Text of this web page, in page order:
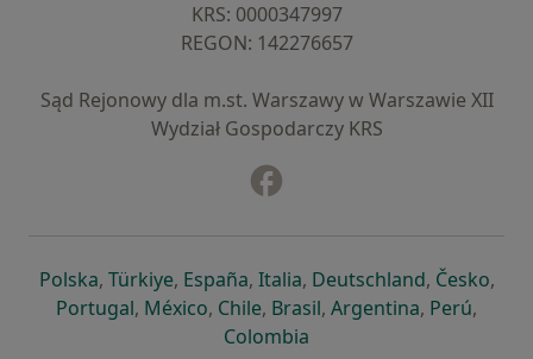
KRS: ⁠0000347997
REGON: ⁠142276657
Sąd Rejonowy dla m.st. Warszawy w Warszawie XII
Wydział Gospodarczy KRS
Polskaotwiera się w nowej karcie
, Türkiyeotwiera się w nowej karcie
, Españaotwiera się w nowej karcie
, Italiaotwiera się w nowej
, Deutschlandotwiera się
, Česko,
Portugalotwiera się w nowej karcie
, Méxicootwiera się w nowej karcie
, Chileotwiera się w nowej karcie
, Brasilotwiera się w nowej
, Argentinaotwiera się
, Perú,
Colombia